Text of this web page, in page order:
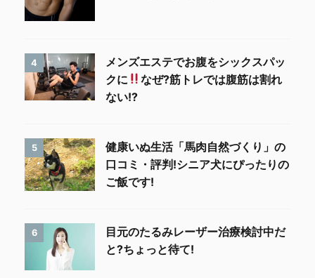
4
メンズエステでお腹をシックスパッ
クに
なぜ?筋トレでは腹筋は割れ
ない!?
5
健康いぬ生活「馬肉自然づくり」の
口コミ・評判!シニア犬にぴったりの
ご飯です!
6
目元のたるみレーザー治療検討中だ
と?ちょっと待て!